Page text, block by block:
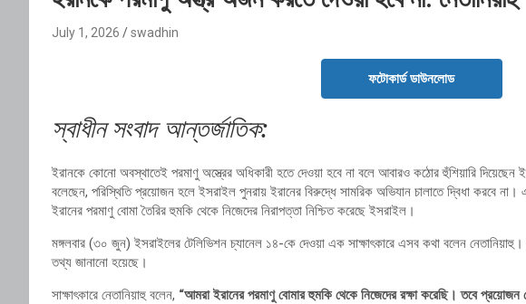
July 1, 2026 swadhin
ফটোকার্ড ডাউনলোড
স্বাধীন সংবাদ আন্তর্জাতিক:
ইরানকে কোনো অবস্থাতেই পরমাণু অস্ত্রের অধিকারী হতে দেওয়া হবে না বলে আবারও কঠোর হুঁশিয়ারি দিয়েছেন
বলেছেন, পরিস্থিতি প্রয়োজন হলে ইসরাইল পুনরায় ইরানের বিরুদ্ধে সামরিক অভিযান চালাতে দ্বিধা করবে না।
ইরানের পরমাণু বোমা তৈরির হুমকি থেকে নিজেদের নিরাপত্তা নিশ্চিত করেছে ইসরাইল।
মঙ্গলবার (৩০ জুন) ইসরাইলের টেলিভিশন চ্যানেল ১৪-কে দেওয়া এক সাক্ষাৎকারে এসব কথা বলেন
তথ্য জানানো হয়েছে।
সাক্ষাৎকারে নেতানিয়াহু বলেন, “আমরা ইরানের পরমাণু বোমার হুমকি থেকে নিজেদের রক্ষা করেছি। তবে